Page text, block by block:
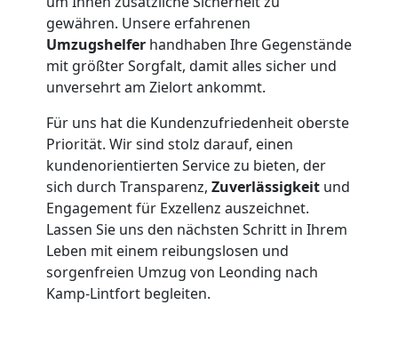
gewähren. Unsere erfahrenen
Umzugshelfer handhaben Ihre Gegenstände
mit größter Sorgfalt, damit alles sicher und
unversehrt am Zielort ankommt.
Für uns hat die Kundenzufriedenheit oberste
Priorität. Wir sind stolz darauf, einen
kundenorientierten Service zu bieten, der
sich durch Transparenz, Zuverlässigkeit und
Engagement für Exzellenz auszeichnet.
Lassen Sie uns den nächsten Schritt in Ihrem
Leben mit einem reibungslosen und
sorgenfreien Umzug von Leonding nach
Kamp-Lintfort begleiten.
Beiladung
Leonding
Mini
Umzug
Leonding